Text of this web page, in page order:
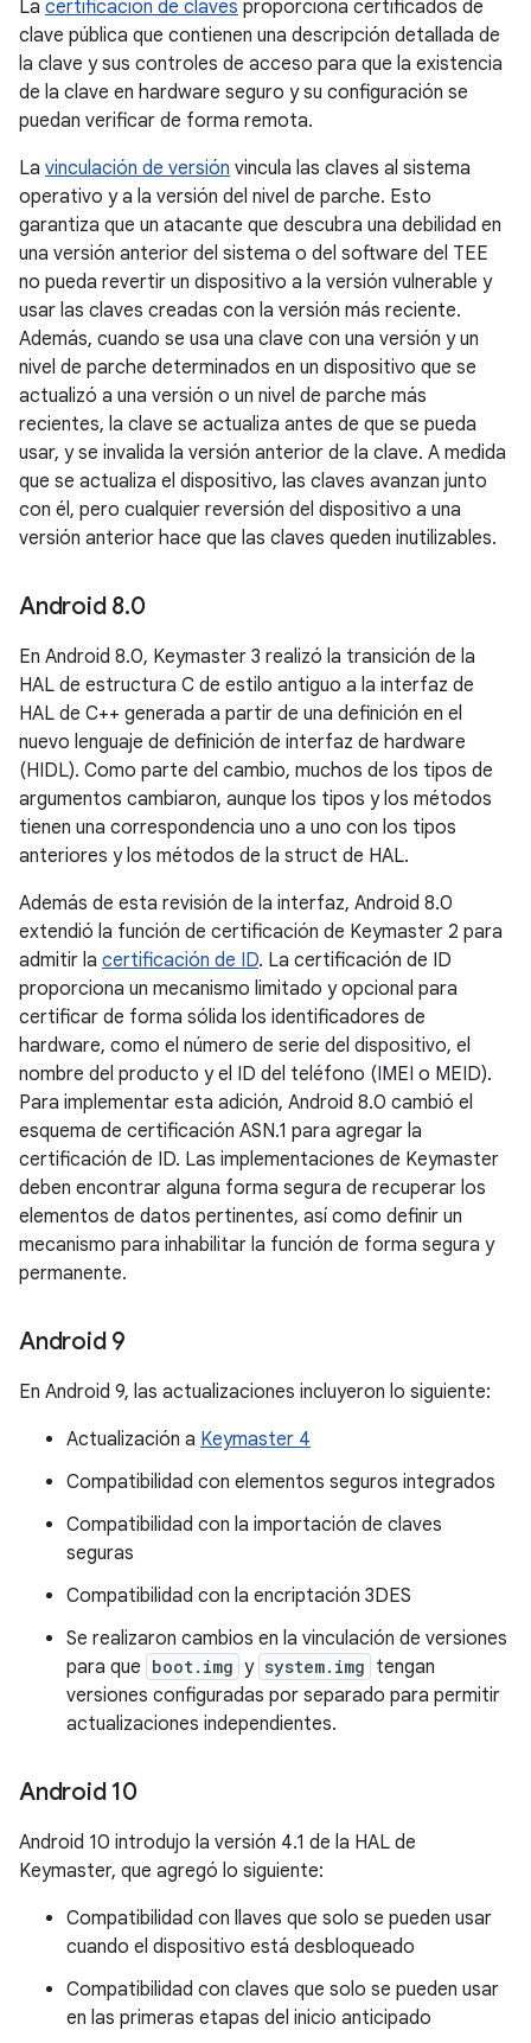
La certificación de claves proporciona certificados de
clave pública que contienen una descripción detallada de
la clave y sus controles de acceso para que la existencia
de la clave en hardware seguro y su configuración se
puedan verificar de forma remota.
La vinculación de versión vincula las claves al sistema
operativo y a la versión del nivel de parche. Esto
garantiza que un atacante que descubra una debilidad en
una versión anterior del sistema o del software del TEE
no pueda revertir un dispositivo a la versión vulnerable y
usar las claves creadas con la versión más reciente.
Además, cuando se usa una clave con una versión y un
nivel de parche determinados en un dispositivo que se
actualizó a una versión o un nivel de parche más
recientes, la clave se actualiza antes de que se pueda
usar, y se invalida la versión anterior de la clave. A medida
que se actualiza el dispositivo, las claves avanzan junto
con él, pero cualquier reversión del dispositivo a una
versión anterior hace que las claves queden inutilizables.
Android 8.0
En Android 8.0, Keymaster 3 realizó la transición de la
HAL de estructura C de estilo antiguo a la interfaz de
HAL de C++ generada a partir de una definición en el
nuevo lenguaje de definición de interfaz de hardware
(HIDL). Como parte del cambio, muchos de los tipos de
argumentos cambiaron, aunque los tipos y los métodos
tienen una correspondencia uno a uno con los tipos
anteriores y los métodos de la struct de HAL.
Además de esta revisión de la interfaz, Android 8.0
extendió la función de certificación de Keymaster 2 para
admitir la certificación de ID. La certificación de ID
proporciona un mecanismo limitado y opcional para
certificar de forma sólida los identificadores de
hardware, como el número de serie del dispositivo, el
nombre del producto y el ID del teléfono (IMEI o MEID).
Para implementar esta adición, Android 8.0 cambió el
esquema de certificación ASN.1 para agregar la
certificación de ID. Las implementaciones de Keymaster
deben encontrar alguna forma segura de recuperar los
elementos de datos pertinentes, así como definir un
mecanismo para inhabilitar la función de forma segura y
permanente.
Android 9
En Android 9, las actualizaciones incluyeron lo siguiente:
Actualización a Keymaster 4
Compatibilidad con elementos seguros integrados
Compatibilidad con la importación de claves
seguras
Compatibilidad con la encriptación 3DES
Se realizaron cambios en la vinculación de versiones
para que boot.img y system.img tengan
versiones configuradas por separado para permitir
actualizaciones independientes.
Android 10
Android 10 introdujo la versión 4.1 de la HAL de
Keymaster, que agregó lo siguiente:
Compatibilidad con llaves que solo se pueden usar
cuando el dispositivo está desbloqueado
Compatibilidad con claves que solo se pueden usar
en las primeras etapas del inicio anticipado